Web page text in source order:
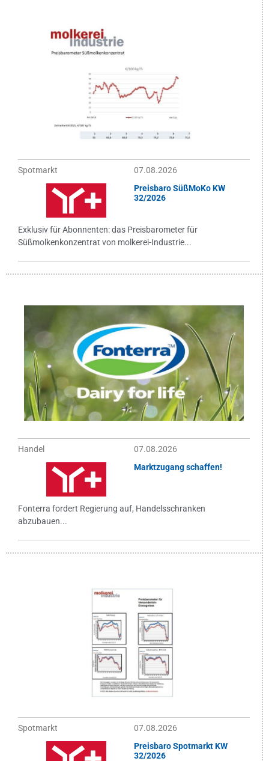
Spotmarkt
07.08.2026
Preisbaro SüßMoKo KW
32/2026
Exklusiv für Abonnenten: das Preisbarometer für
Süßmolkenkonzentrat von molkerei-Industrie...
Handel
07.08.2026
Marktzugang schaffen!
Fonterra fordert Regierung auf, Handelsschranken
abzubauen...
Spotmarkt
07.08.2026
Preisbaro Spotmarkt KW
32/2026